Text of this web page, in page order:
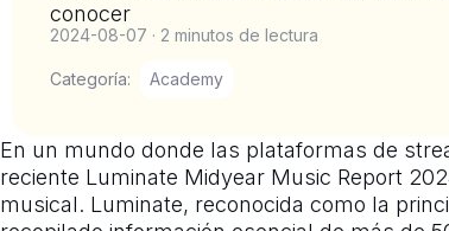
conocer
2024-08-07 · 2 minutos de lectura
Categoría: Academy
En un mundo donde las plataformas de
reciente Luminate Midyear Music Report
musical. Luminate, reconocida como la